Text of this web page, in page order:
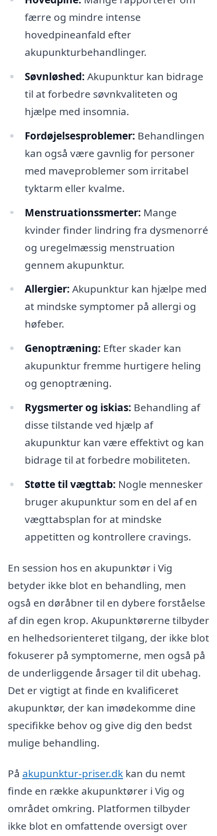
færre og mindre intense
hovedpineanfald efter
akupunkturbehandlinger.
Søvnløshed: Akupunktur kan bidrage
til at forbedre søvnkvaliteten og
hjælpe med insomnia.
Fordøjelsesproblemer: Behandlingen
kan også være gavnlig for personer
med maveproblemer som irritabel
tyktarm eller kvalme.
Menstruationssmerter: Mange
kvinder finder lindring fra dysmenorré
og uregelmæssig menstruation
gennem akupunktur.
Allergier: Akupunktur kan hjælpe med
at mindske symptomer på allergi og
høfeber.
Genoptræning: Efter skader kan
akupunktur fremme hurtigere heling
og genoptræning.
Rygsmerter og iskias: Behandling af
disse tilstande ved hjælp af
akupunktur kan være effektivt og kan
bidrage til at forbedre mobiliteten.
Støtte til vægttab: Nogle mennesker
bruger akupunktur som en del af en
vægttabsplan for at mindske
appetitten og kontrollere cravings.
En session hos en akupunktør i Vig
betyder ikke blot en behandling, men
også en døråbner til en dybere forståelse
af din egen krop. Akupunktørerne tilbyder
en helhedsorienteret tilgang, der ikke blot
fokuserer på symptomerne, men også på
de underliggende årsager til dit ubehag.
Det er vigtigt at finde en kvalificeret
akupunktør, der kan imødekomme dine
specifikke behov og give dig den bedst
mulige behandling.
På akupunktur-priser.dk kan du nemt
finde en række akupunktører i Vig og
området omkring. Platformen tilbyder
ikke blot en omfattende oversigt over